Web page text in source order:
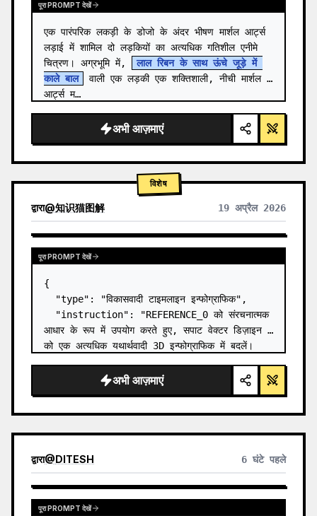
पूरा PROMPT देखें
एक पारंपरिक लकड़ी के डोजो के अंदर भीषण मार्शल आर्ट्स
लड़ाई में शामिल दो लड़कियों का अत्यधिक गतिशील एनीमे
चित्रण। अग्रभूमि में,
लाल रिबन के साथ ऊंचे जूड़े में
काले बाल
वाली एक लड़की एक शक्तिशाली, नीची मार्शल
आर्ट्स म…
अभी आज़माएं
विशेष
द्वारा@知识猫图解 19 अप्रैल 2026
पूरा PROMPT देखें
{
  "type": "विकासवादी टाइमलाइन इन्फोग्राफिक",
  "instruction": "REFERENCE_0 को संरचनात्मक
आधार के रूप में उपयोग करते हुए, सपाट वेक्टर डिज़ाइन
को एक अत्यधिक यथार्थवादी 3D इन्फोग्राफिक में बदलें।
अभी आज़माएं
द्वारा@DITESH 6 घंटे पहले
पूरा PROMPT देखें